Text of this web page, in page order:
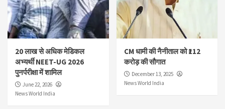
20 लाख से अधिक मेडिकल
अभ्यर्थी NEET-UG 2026
पुनर्परीक्षा में शामिल
June 22, 2026
News World India
CM धामी की नैनीताल को ₹112
करोड़ की सौगात
December 13, 2025
News World India